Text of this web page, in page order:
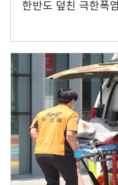
한반도 덮친 극한폭